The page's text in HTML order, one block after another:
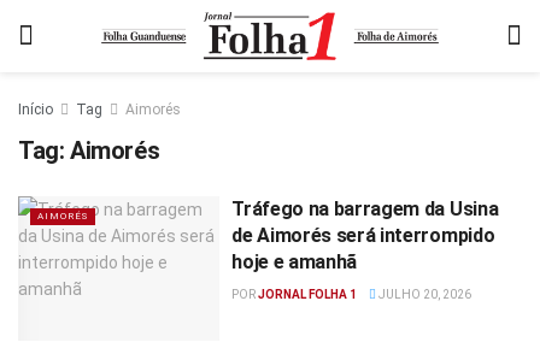
Início Tag Aimorés
Tag: Aimorés
AIMORÉS
Tráfego na barragem da Usina
de Aimorés será interrompido
hoje e amanhã
PORJORNAL FOLHA 1 JULHO 20, 2026